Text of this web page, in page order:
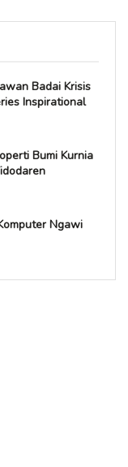
Badai Krisis
Inspirational
Bumi Kurnia
Ngawi